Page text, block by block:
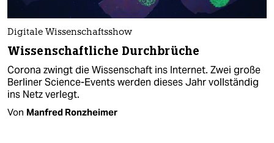
Digitale Wissenschaftsshow
Wissenschaftliche Durchbrüche
Corona zwingt die Wissenschaft ins Internet. Zwei große
Berliner Science-Events werden dieses Jahr vollständig
ins Netz verlegt.
Von Manfred Ronzheimer